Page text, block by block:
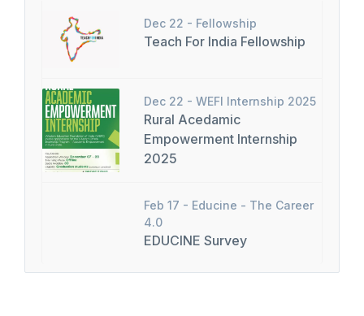
Dec 22 - Fellowship
Teach For India Fellowship
Dec 22 - WEFI Internship 2025
Rural Acedamic
Empowerment Internship
2025
Feb 17 - Educine - The Career
4.0
EDUCINE Survey